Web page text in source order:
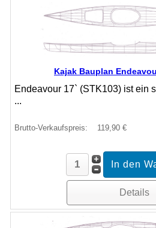
Kajak Bauplan
Endeavour 17` (STK103) ist ein
...
Brutto-Verkaufspreis: 119,90 €
Details